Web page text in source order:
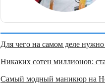
Для чего на самом деле
Никаких сотен миллионов:
Самый модный маникюр на